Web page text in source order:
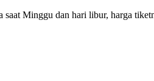
Minggu dan hari libur, harga